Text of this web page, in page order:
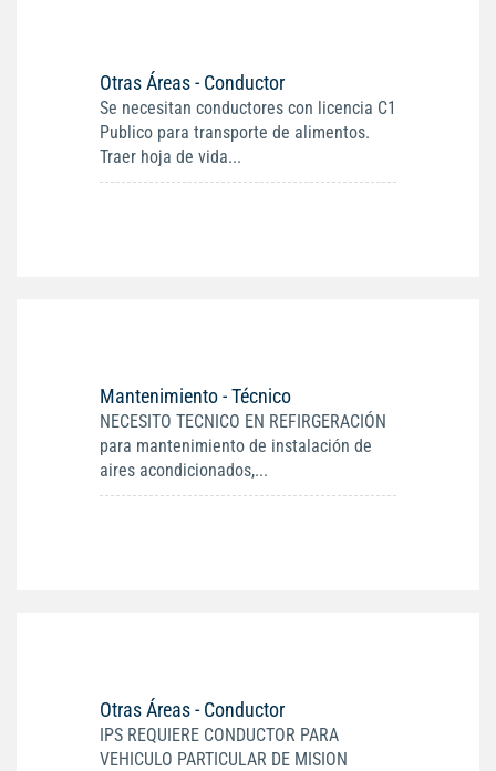
Otras Áreas - Conductor
Se necesitan conductores con licencia C1
Publico para transporte de alimentos.
Traer hoja de vida...
Mantenimiento - Técnico
NECESITO TECNICO EN REFIRGERACIÓN
para mantenimiento de instalación de
aires acondicionados,...
Otras Áreas - Conductor
IPS REQUIERE CONDUCTOR PARA
VEHICULO PARTICULAR DE MISION